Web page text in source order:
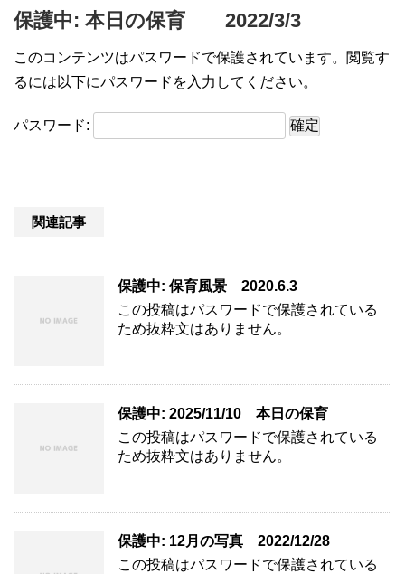
保護中: 本日の保育 2022/3/3
このコンテンツはパスワードで保護されています。閲覧す
るには以下にパスワードを入力してください。
パスワード:
関連記事
保護中: 保育風景 2020.6.3
この投稿はパスワードで保護されている
ため抜粋文はありません。
保護中: 2025/11/10 本日の保育
この投稿はパスワードで保護されている
ため抜粋文はありません。
保護中: 12月の写真 2022/12/28
この投稿はパスワードで保護されている